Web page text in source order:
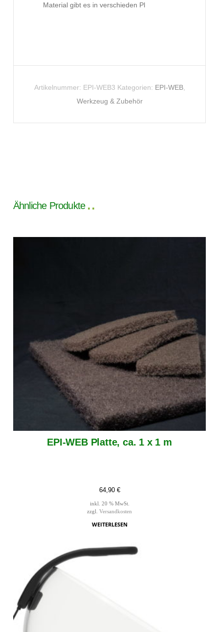
Material gibt es in verschieden Pl
Artikelnummer: EPI-WEB3 Kategorien: EPI-WEB,
Werkzeug & Zubehör
Ähnliche Produkte
EPI-WEB Platte, ca. 1 x 1 m
64,90 €
inkl. 20 % MwSt.
zzgl. Versandkosten
WEITERLESEN